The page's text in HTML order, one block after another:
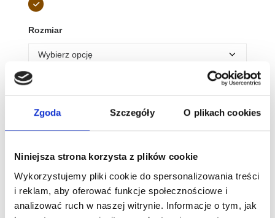
Zgoda Szczegóły O plikach cookies
Niniejsza strona korzysta z plików cookie
Wykorzystujemy pliki cookie do spersonalizowania treści
i reklam, aby oferować funkcje społecznościowe i
analizować ruch w naszej witrynie. Informacje o tym, jak
Rozmiar
Wyczyść
Tabela rozmiarów
ilość
Barefoot
Masai
II
Woman
Dodaj do koszyka